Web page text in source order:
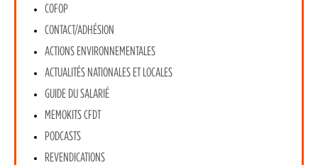
COFOP
CONTACT/ADHÉSION
ACTIONS ENVIRONNEMENTALES
ACTUALITÉS NATIONALES ET LOCALES
GUIDE DU SALARIÉ
MEMOKITS CFDT
PODCASTS
REVENDICATIONS